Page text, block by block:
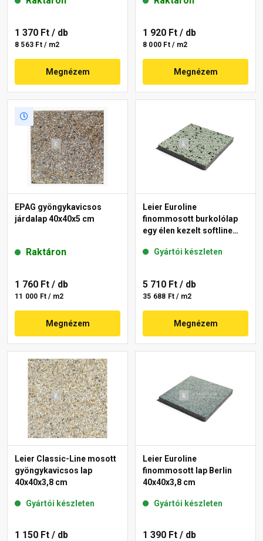
1 370 Ft / db
8 563 Ft / m2
Megnézem
1 920 Ft / db
8 000 Ft / m2
Megnézem
EPAG gyöngykavicsos
járdalap 40x40x5 cm
Raktáron
1 760 Ft / db
11 000 Ft / m2
Megnézem
Leier Euroline
finommosott burkolólap
egy élen kezelt softline
Gyártói készleten
5 710 Ft / db
35 688 Ft / m2
Megnézem
Leier Classic-Line mosott
gyöngykavicsos lap
40x40x3,8 cm
Gyártói készleten
1 150 Ft / db
Leier Euroline
finommosott lap Berlin
40x40x3,8 cm
Gyártói készleten
1 390 Ft / db